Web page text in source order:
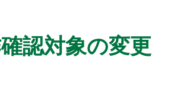
認対象の変更